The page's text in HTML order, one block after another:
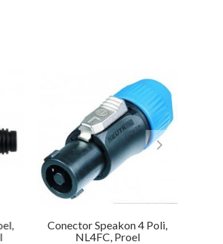
Conector Speakon 4 Poli,
NL4FC, Proel